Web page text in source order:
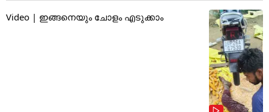
Video | ഇങ്ങനെയും ചോളം എടുക്കാം